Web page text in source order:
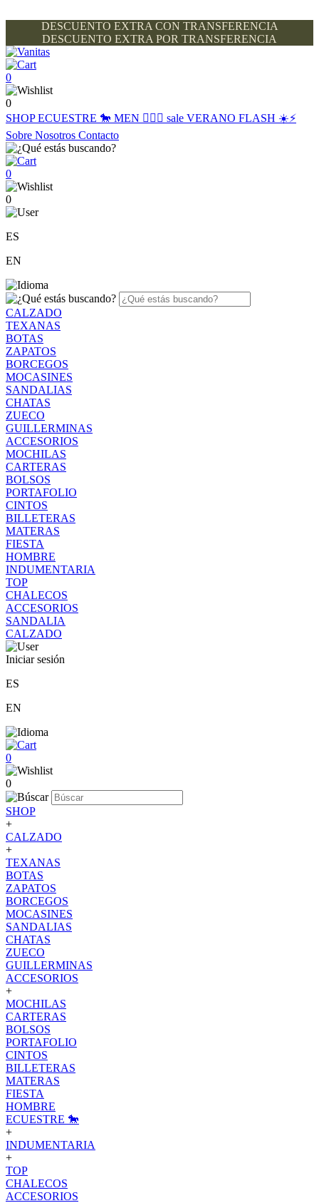
DESCUENTO EXTRA CON TRANSFERENCIA
DESCUENTO EXTRA POR TRANSFERENCIA
0
0
SHOPECUESTRE 🐎 MEN 🙋🏽‍♂️ sale VERANO FLASH ☀️⚡️
Sobre Nosotros Contacto
0
0
ES
EN
CALZADO
TEXANAS
BOTAS
ZAPATOS
BORCEGOS
MOCASINES
SANDALIAS
CHATAS
ZUECO
GUILLERMINAS
ACCESORIOS
MOCHILAS
CARTERAS
BOLSOS
PORTAFOLIO
CINTOS
BILLETERAS
MATERAS
FIESTA
HOMBRE
INDUMENTARIA
TOP
CHALECOS
ACCESORIOS
SANDALIA
CALZADO
Iniciar sesión
ES
EN
0
0
SHOP
+
CALZADO
+
TEXANAS
BOTAS
ZAPATOS
BORCEGOS
MOCASINES
SANDALIAS
CHATAS
ZUECO
GUILLERMINAS
ACCESORIOS
+
MOCHILAS
CARTERAS
BOLSOS
PORTAFOLIO
CINTOS
BILLETERAS
MATERAS
FIESTA
HOMBRE
ECUESTRE 🐎
+
INDUMENTARIA
+
TOP
CHALECOS
ACCESORIOS